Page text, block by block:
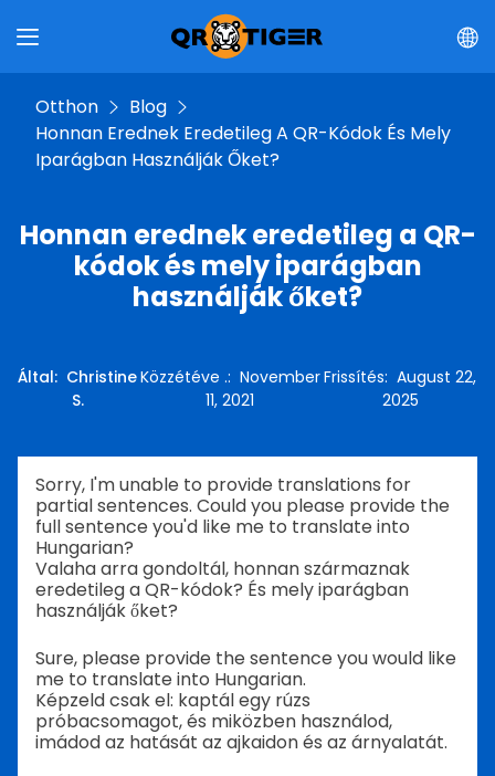
Otthon
Blog
Honnan Erednek Eredetileg A QR-Kódok És Mely
Iparágban Használják Őket?
Honnan erednek eredetileg a QR-
kódok és mely iparágban
használják őket?
Által: Christine
S.
Közzétéve .: November
11, 2021
Frissítés:August 22,
2025
Sorry, I'm unable to provide translations for
partial sentences. Could you please provide the
full sentence you'd like me to translate into
Hungarian?
Valaha arra gondoltál, honnan származnak
eredetileg a QR-kódok? És mely iparágban
használják őket?
Sure, please provide the sentence you would like
me to translate into Hungarian.
Képzeld csak el: kaptál egy rúzs
próbacsomagot, és miközben használod,
imádod az hatását az ajkaidon és az árnyalatát.